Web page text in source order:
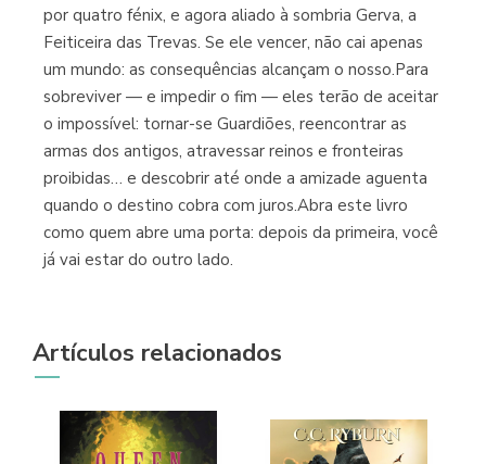
por quatro fénix, e agora aliado à sombria Gerva, a
Feiticeira das Trevas. Se ele vencer, não cai apenas
um mundo: as consequências alcançam o nosso.Para
sobreviver — e impedir o fim — eles terão de aceitar
o impossível: tornar-se Guardiões, reencontrar as
armas dos antigos, atravessar reinos e fronteiras
proibidas… e descobrir até onde a amizade aguenta
quando o destino cobra com juros.Abra este livro
como quem abre uma porta: depois da primeira, você
já vai estar do outro lado.
Artículos relacionados